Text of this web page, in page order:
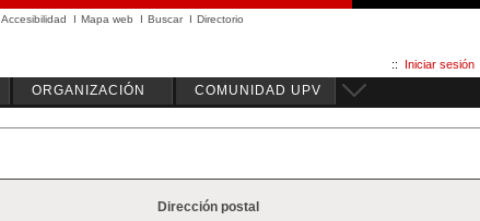
Accesibilidad I Mapa web I Buscar I Directorio
:: Iniciar sesión
ORGANIZACIÓN COMUNIDAD UPV
Dirección postal